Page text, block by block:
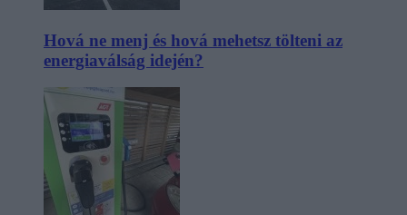
Hová ne menj és hová mehetsz tölteni az
energiaválság idején?